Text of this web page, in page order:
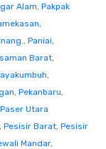
Alam, Pakpak
,
, Paniai,
Barat,
,
, Pekanbaru,
Utara
, Pesisir Barat, Pesisir
Mandar,